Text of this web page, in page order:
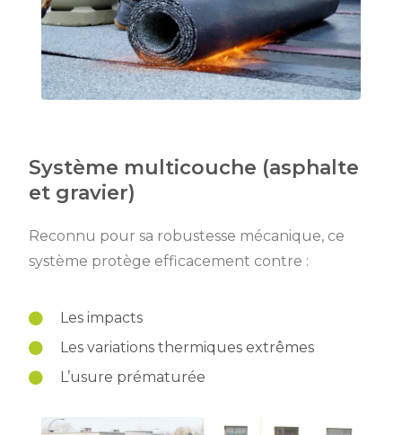
Système multicouche (asphalte
et gravier)
Reconnu pour sa robustesse mécanique, ce
système protège efficacement contre :
Les impacts
Les variations thermiques extrêmes
L’usure prématurée